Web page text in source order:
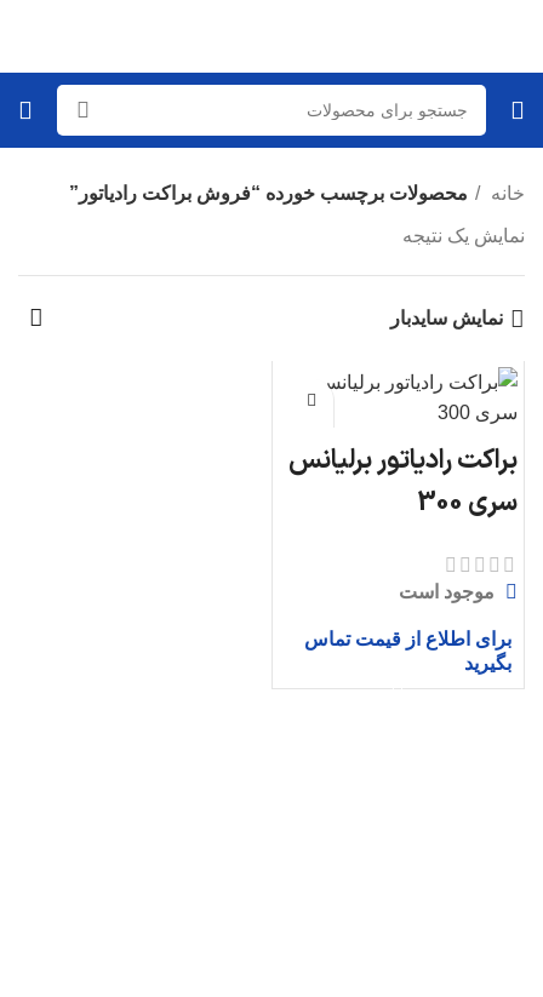
خانه محصولات برچسب خورده “فروش براکت رادیاتور”
نمایش یک نتیجه
نمایش سایدبار
براکت رادیاتور برلیانس
سری 300
موجود است
برای اطلاع از قیمت تماس
بگیرید